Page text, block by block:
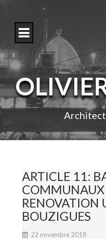
o
c
n
e
ARTICLE 11:
COMMUNAUX
RENOVATION
BOUZIGUES
22 novembre 2018